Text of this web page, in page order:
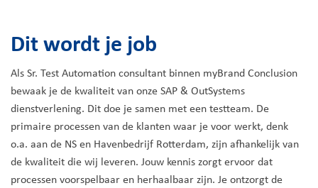
Dit wordt je job
Als Sr. Test Automation consultant binnen myBrand Conclusion
bewaak je de kwaliteit van onze SAP & OutSystems
dienstverlening. Dit doe je samen met een testteam. De
primaire processen van de klanten waar je voor werkt, denk
o.a. aan de NS en Havenbedrijf Rotterdam, zijn afhankelijk van
de kwaliteit die wij leveren. Jouw kennis zorgt ervoor dat
processen voorspelbaar en herhaalbaar zijn. Je ontzorgt de